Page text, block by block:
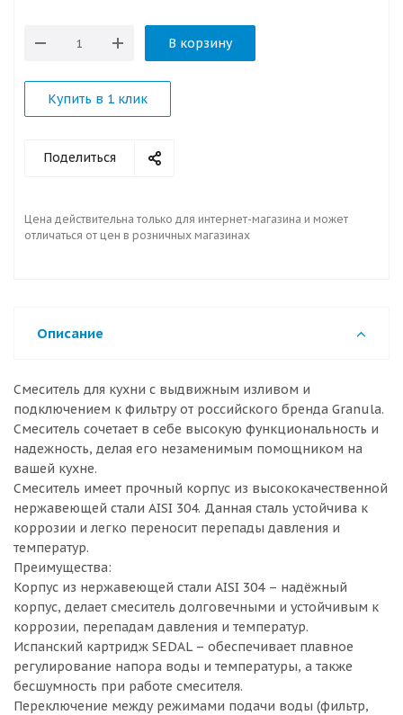
В корзину
Купить в 1 клик
Поделиться
Цена действительна только для интернет-магазина и может
отличаться от цен в розничных магазинах
Описание
Смеситель для кухни с выдвижным изливом и
подключением к фильтру от российского бренда Granula.
Смеситель сочетает в себе высокую функциональность и
надежность, делая его незаменимым помощником на
вашей кухне.
Смеситель имеет прочный корпус из высококачественной
нержавеющей стали AISI 304. Данная сталь устойчива к
коррозии и легко переносит перепады давления и
температур.
Преимущества:
Корпус из нержавеющей стали AISI 304 – надёжный
корпус, делает смеситель долговечными и устойчивым к
коррозии, перепадам давления и температур.
Испанский картридж SEDAL – обеспечивает плавное
регулирование напора воды и температуры, а также
бесшумность при работе смесителя.
Переключение между режимами подачи воды (фильтр,